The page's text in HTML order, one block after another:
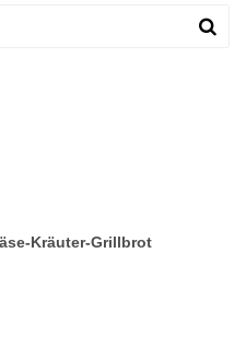
Kräuter-Grillbrot